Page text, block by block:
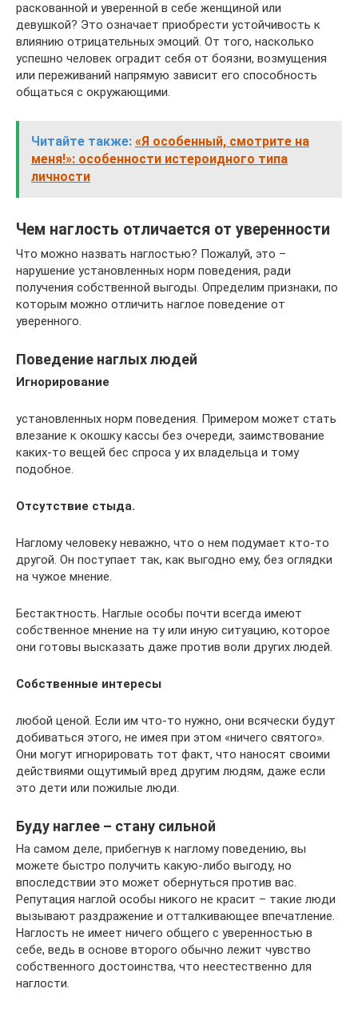
раскованной и уверенной в себе женщиной или
девушкой? Это означает приобрести устойчивость к
влиянию отрицательных эмоций. От того, насколько
успешно человек оградит себя от боязни, возмущения
или переживаний напрямую зависит его способность
общаться с окружающими.
Читайте также: «Я особенный, смотрите на
меня!»: особенности истероидного типа
личности
Чем наглость отличается от уверенности
Что можно назвать наглостью? Пожалуй, это –
нарушение установленных норм поведения, ради
получения собственной выгоды. Определим признаки, по
которым можно отличить наглое поведение от
уверенного.
Поведение наглых людей
Игнорирование
установленных норм поведения. Примером может стать
влезание к окошку кассы без очереди, заимствование
каких-то вещей бес спроса у их владельца и тому
подобное.
Отсутствие стыда.
Наглому человеку неважно, что о нем подумает кто-то
другой. Он поступает так, как выгодно ему, без оглядки
на чужое мнение.
Бестактность. Наглые особы почти всегда имеют
собственное мнение на ту или иную ситуацию, которое
они готовы высказать даже против воли других людей.
Собственные интересы
любой ценой. Если им что-то нужно, они всячески будут
добиваться этого, не имея при этом «ничего святого».
Они могут игнорировать тот факт, что наносят своими
действиями ощутимый вред другим людям, даже если
это дети или пожилые люди.
Буду наглее – стану сильной
На самом деле, прибегнув к наглому поведению, вы
можете быстро получить какую-либо выгоду, но
впоследствии это может обернуться против вас.
Репутация наглой особы никого не красит – такие люди
вызывают раздражение и отталкивающее впечатление.
Наглость не имеет ничего общего с уверенностью в
себе, ведь в основе второго обычно лежит чувство
собственного достоинства, что неестественно для
наглости.